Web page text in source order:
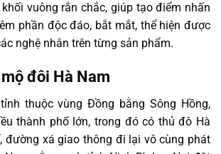
vuông rắn chắc, giúp tạo điểm nhấn
phần độc đáo, bắt mắt, thể hiện được
nghệ nhân trên từng sản phẩm.
đôi Hà Nam
thuộc vùng Đồng bằng Sông Hồng,
thành phố lớn, trong đó có thủ đô Hà
đường xá giao thông đi lại vô cùng phát